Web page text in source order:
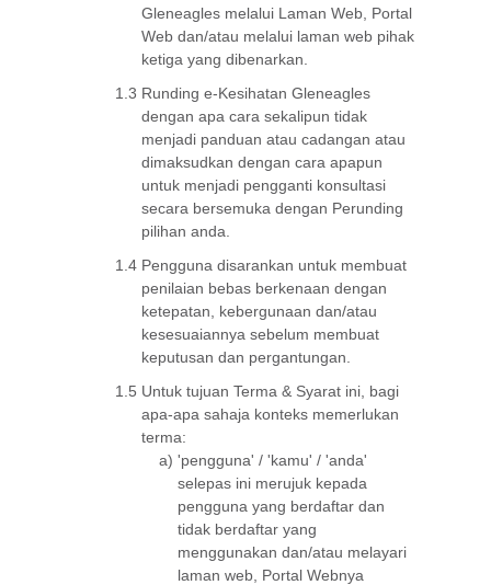
Gleneagles melalui Laman Web, Portal
Web dan/atau melalui laman web pihak
ketiga yang dibenarkan.
1.3 Runding e-Kesihatan Gleneagles
dengan apa cara sekalipun tidak
menjadi panduan atau cadangan atau
dimaksudkan dengan cara apapun
untuk menjadi pengganti konsultasi
secara bersemuka dengan Perunding
pilihan anda.
1.4 Pengguna disarankan untuk membuat
penilaian bebas berkenaan dengan
ketepatan, kebergunaan dan/atau
kesesuaiannya sebelum membuat
keputusan dan pergantungan.
1.5 Untuk tujuan Terma & Syarat ini, bagi
apa-apa sahaja konteks memerlukan
terma:
a) 'pengguna' / 'kamu' / 'anda'
selepas ini merujuk kepada
pengguna yang berdaftar dan
tidak berdaftar yang
menggunakan dan/atau melayari
laman web, Portal Webnya